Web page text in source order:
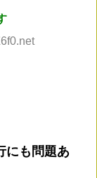
にも問題あ